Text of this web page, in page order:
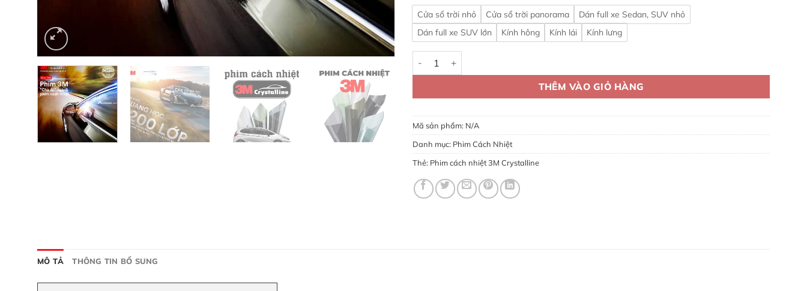
Cửa sổ trời nhỏ Cửa sổ trời panorama
Dán full xe Sedan, SUV nhỏ
Dán full xe SUV lớn
Kính hông Kính lái Kính lưng
Phim cách nhiệt 3M Crystalline chính hãng - Auto66 số lượng
THÊM VÀO GIỎ HÀNG
Mã sản phẩm: N/A
Danh mục: Phim Cách Nhiệt
Thẻ: Phim cách nhiệt 3M Crystalline
MÔ TẢ THÔNG TIN BỔ SUNG